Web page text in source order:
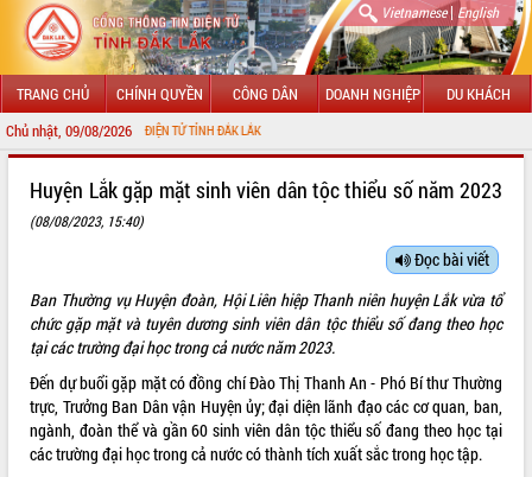
Vietnamese| English
TRANG CHỦ CHÍNH QUYỀN CÔNG DÂN DOANH NGHIỆP DU KHÁCH
Chủ nhật, 09/08/2026
THÔNG TIN ĐIỆN TỬ TỈNH ĐẮK LẮK
LÃNH ĐẠO UBND TỈNH
SỞ, BAN, NGÀNH
THÔNG TIN CHỈ ĐẠO ĐIỀU HÀNH
HỆ THỐNG VĂN BẢN
Huyện Lắk gặp mặt sinh viên dân tộc thiểu số năm 2023
(08/08/2023, 15:40)
Đọc bài viết
Ban Thường vụ Huyện đoàn, Hội Liên hiệp Thanh niên huyện Lắk vừa tổ
chức gặp mặt và tuyên dương sinh viên dân tộc thiểu số đang theo học
tại các trường đại học trong cả nước năm 2023.
Đến dự buổi gặp mặt có đồng chí Đào Thị Thanh An - Phó Bí thư Thường
trực, Trưởng Ban Dân vận Huyện ủy; đại diện lãnh đạo các cơ quan, ban,
ngành, đoàn thể và gần 60 sinh viên dân tộc thiểu số đang theo học tại
các trường đại học trong cả nước có thành tích xuất sắc trong học tập.